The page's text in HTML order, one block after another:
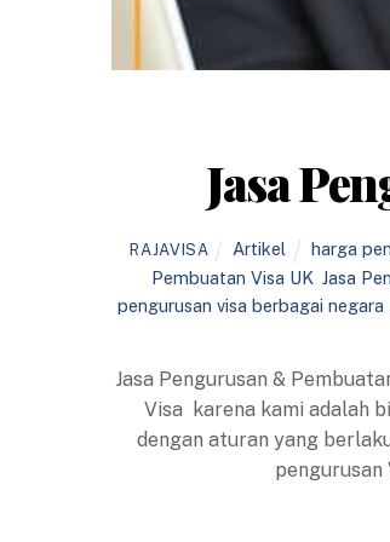
Jasa
RAJAVISA Artikel harga
Pembuatan Visa UK ,Jasa
pengurusan visa berbagai negara
Jasa Pengurusan &
Visa karena kami adalah
dengan aturan yang
pengurusan